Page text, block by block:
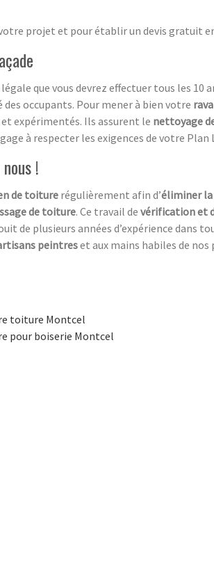
projet et pour établir un devis gratuit
que vous devrez effectuer tous les 10
occupants. Pour mener à bien votre
expérimentés. Ils assurent le nettoyage
à respecter les exigences de votre Plan
!
de toiture régulièrement afin d’éliminer
de toiture. Ce travail de vérification et
de plusieurs années d’expérience dans
peintreset aux mains habiles de
toiture Montcel
pour boiserie Montcel